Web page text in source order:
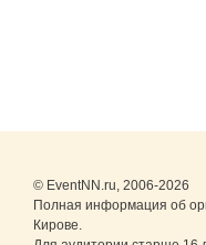
© EventNN.ru, 2006-2026
Полная информация об
Кирове.